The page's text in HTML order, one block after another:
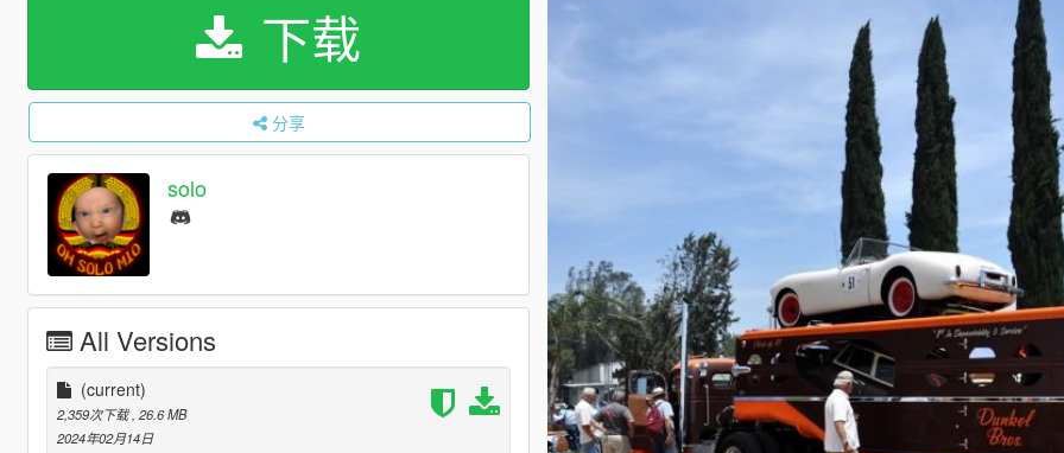
下载
分享
solo
All Versions
(current)
2,359次下载 , 26.6 MB
2024年02月14日